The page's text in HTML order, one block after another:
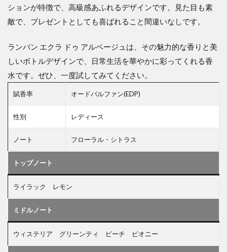
ションが特徴で、高級感あふれるデザインです。見た目も素
敵で、プレゼントとしても喜ばれること間違いなしです。
ランバン エクラ ドゥ アルページュは、その魅力的な香りと美
しいボトルデザインで、日常生活を華やかに彩ってくれる香
水です。ぜひ、一度試してみてください。
賦香率 オードパルファン(EDP)
性別 レディース
ノート フローラル・シトラス
トップノート
ライラック レモン
ミドルノート
ウィステリア グリーンティ ピーチ ピオニー